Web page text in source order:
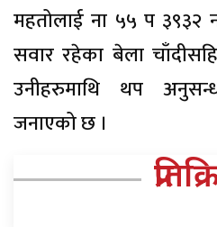
महतोलाई ना ५५ प ३९३२
सवार रहेका बेला
उनीहरुमाथि थप
जनाएको छ ।